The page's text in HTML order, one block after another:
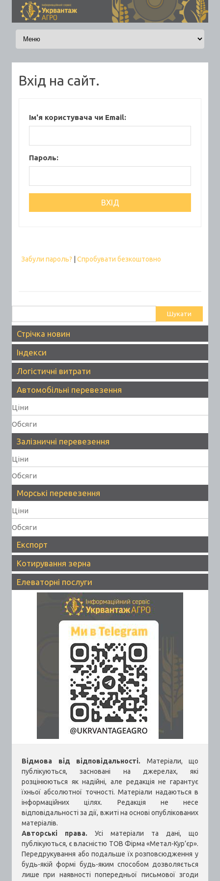
Skip to content
Вхід на сайт.
Ім'я користувача чи Email:
Пароль:
Забули пароль? Спробувати безкоштовно
Стрічка новин
Індекси
Логістичні витрати
Автомобільні перевезення
Ціни
Обсяги
Залізничні перевезення
Ціни
Обсяги
Морські перевезення
Ціни
Обсяги
Експорт
Котирування зерна
Елеваторні послуги
Відмова від відповідальності. Матеріали, що
публікуються, засновані на джерелах, які
розцінюються як надійні, але редакція не гарантує
їхньої абсолютної точності. Матеріали надаються в
інформаційних цілях. Редакція не несе
відповідальності за дії, вжиті на основі опублікованих
матеріалів.
Авторські права. Усі матеріали та дані, що
публікуються, є власністю ТОВ Фірма «Метал-Кур’єр».
Передрукування або подальше їх розповсюдження у
будь-якій формі будь-яким способом дозволяється
лише при наявності попередньої письмової згоди